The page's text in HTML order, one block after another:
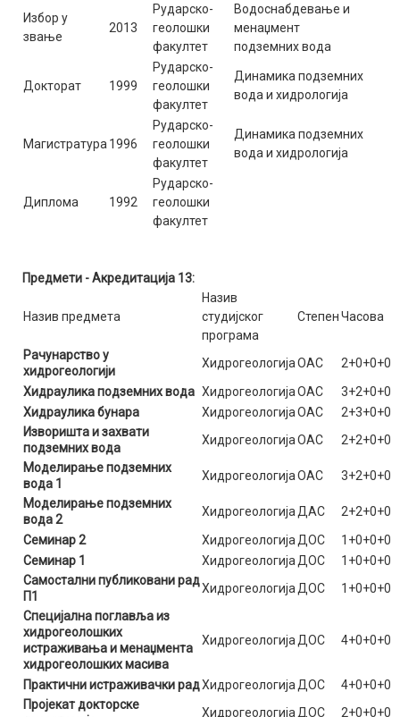
Избор у
звање
2013
Рударско-
геолошки
факултет
Водоснабдевање и
менаџмент
подземних вода
Докторат 1999
Рударско-
геолошки
факултет
Динамика подземних
вода и хидрологија
Магистратура 1996
Рударско-
геолошки
факултет
Динамика подземних
вода и хидрологија
Диплома 1992
Рударско-
геолошки
факултет
Предмети - Акредитација 13:
Назив предмета
Назив
студијског
програма
СтепенЧасова
Рачунарство у
хидрогеологији
ХидрогеологијаОАС
2+0+0+0
Хидраулика подземних вода ХидрогеологијаОАС
3+2+0+0
Хидраулика бунара
ХидрогеологијаОАС
2+3+0+0
Изворишта и захвати
подземних вода
ХидрогеологијаОАС
2+2+0+0
Моделирање подземних
вода 1
ХидрогеологијаОАС
3+2+0+0
Моделирање подземних
вода 2
Хидрогеологија ДАС
2+2+0+0
Семинар 2
Хидрогеологија ДОС
1+0+0+0
Семинар 1
Хидрогеологија ДОС
1+0+0+0
Самостални публиковани рад
П1
Хидрогеологија ДОС
1+0+0+0
Специјална поглавља из
хидрогеолошких
истраживања и менаџмента
хидрогеолошких масива
Хидрогеологија ДОС 4+0+0+0
Практични истраживачки радХидрогеологија ДОС
4+0+0+0
Пројекат докторске
Хидрогеологија ДОС
2+0+0+0